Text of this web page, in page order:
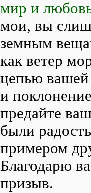
мир и
мои, вы
земным
как ветер
цепью вашей
и
предайте
были
примером
Благодарю
призыв.